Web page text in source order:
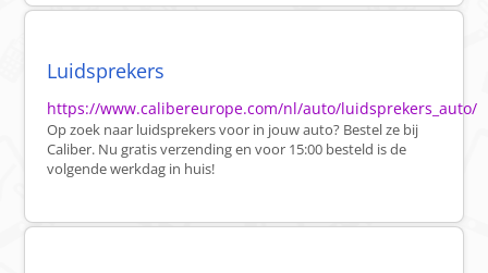
Luidsprekers
https://www.calibereurope.com/nl/auto/luidsprekers_auto/
Op zoek naar luidsprekers voor in jouw auto? Bestel ze bij
Caliber. Nu gratis verzending en voor 15:00 besteld is de
volgende werkdag in huis!